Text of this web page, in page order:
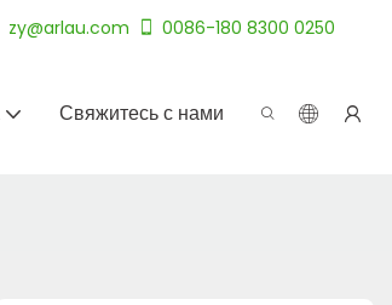
zy@arlau.com 0086-180 8300 0250
Свяжитесь с нами